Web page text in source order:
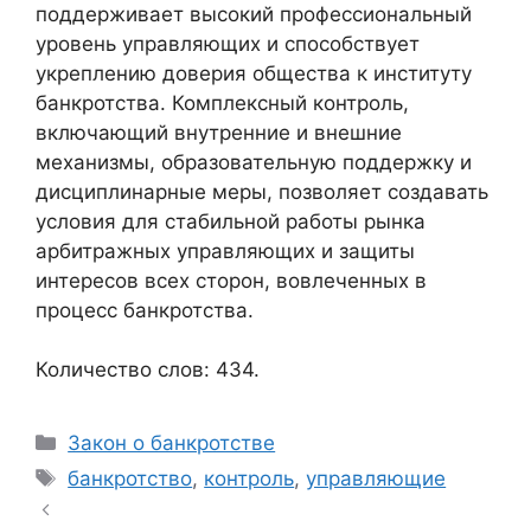
поддерживает высокий профессиональный
уровень управляющих и способствует
укреплению доверия общества к институту
банкротства. Комплексный контроль,
включающий внутренние и внешние
механизмы, образовательную поддержку и
дисциплинарные меры, позволяет создавать
условия для стабильной работы рынка
арбитражных управляющих и защиты
интересов всех сторон, вовлеченных в
процесс банкротства.
Количество слов: 434.
Рубрики
Закон о банкротстве
Метки
банкротство, контроль,управляющие